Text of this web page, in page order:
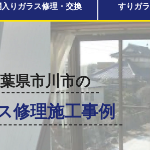
入りガラス修理・交換 すりガ
県市川市の
修理施工事例